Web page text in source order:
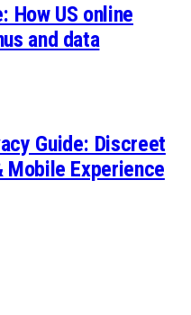
How US online
and data
Guide: Discreet
Experience